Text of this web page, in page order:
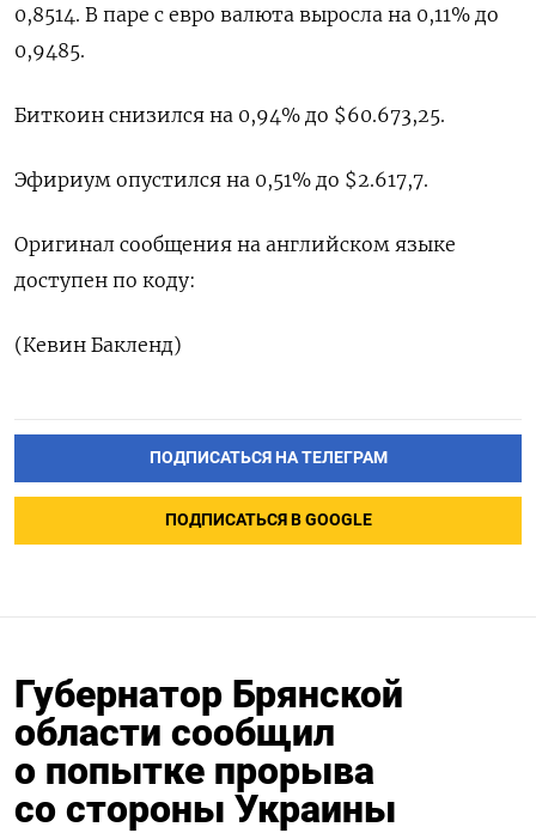
0,8514​. В паре с евро валюта выросла на 0,11%​ до
0,9485.
Биткоин снизился на 0,94% до $60.673,25.
Эфириум опустился на 0,51% до $2.617,7.
Оригинал сообщения на английском языке
доступен по коду:
(Кевин Бакленд)
ПОДПИСАТЬСЯ НА ТЕЛЕГРАМ
ПОДПИСАТЬСЯ В GOOGLE
Губернатор Брянской
области сообщил
о попытке прорыва
со стороны Украины